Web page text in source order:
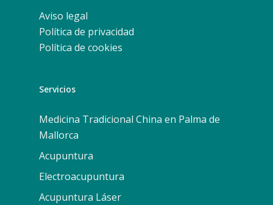
Aviso legal
Política de privacidad
Política de cookies
Servicios
Medicina Tradicional China en Palma de
Mallorca
Acupuntura
Electroacupuntura
Acupuntura Láser